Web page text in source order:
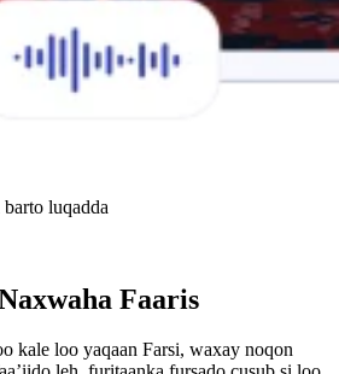
luqadda
Faaris
kale loo yaqaan Farsi, waxay noqon